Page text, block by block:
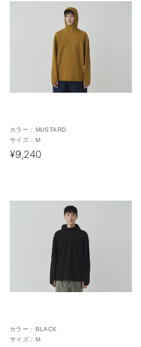
カラー： MUSTARD
サイズ： M
¥9,240
カラー： BLACK
サイズ： M